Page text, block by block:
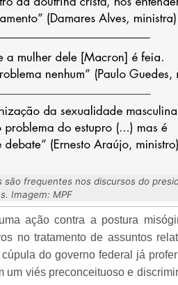
frequentes nos discursos do
Imagem: MPF
ação contra a postura
no tratamento de assuntos
do governo federal já
viés preconceituoso e